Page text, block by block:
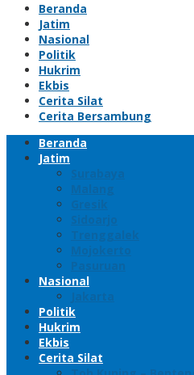
Beranda
Jatim
Nasional
Politik
Hukrim
Ekbis
Cerita Silat
Cerita Bersambung
Beranda
Jatim
Surabaya
Malang
Gresik
Sidoarjo
Trenggalek
Mojokerto
Pasuruan
Nasional
Jakarta
Politik
Hukrim
Ekbis
Cerita Silat